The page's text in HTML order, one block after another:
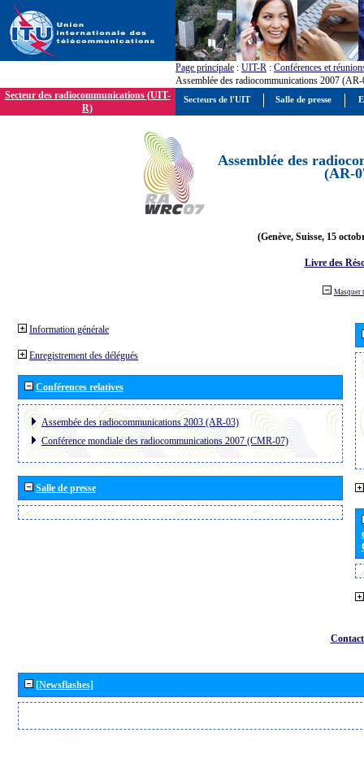
Page principale : UIT-R : Conférences et
Assemblée des radiocommunications 2007
Secteur des radiocommunications (UIT-
R)
Assemblée des
(AR-
(Genève, Suisse, 15
Livre des
Masquer
Information générale
Enregistrement des délégués
Conférences relatives
Assembée des radiocommunications 2003 (AR-03)
Conférence mondiale des radiocommunications 2007 (CMR-07)
Salle de presse
[Newsflashes]
Secteurs de l'UIT Salle de presse